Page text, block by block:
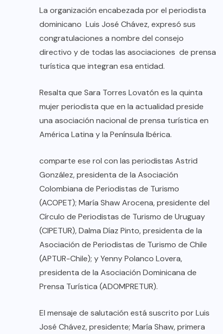
La organización encabezada por el periodista
dominicano Luis José Chávez, expresó sus
congratulaciones a nombre del consejo
directivo y de todas las asociaciones de prensa
turística que integran esa entidad.
Resalta que Sara Torres Lovatón es la quinta
mujer periodista que en la actualidad preside
una asociación nacional de prensa turística en
América Latina y la Península Ibérica.
comparte ese rol con las periodistas Astrid
González, presidenta de la Asociación
Colombiana de Periodistas de Turismo
(ACOPET); María Shaw Arocena, presidente del
Círculo de Periodistas de Turismo de Uruguay
(CIPETUR), Dalma Díaz Pinto, presidenta de la
Asociación de Periodistas de Turismo de Chile
(APTUR-Chile); y Yenny Polanco Lovera,
presidenta de la Asociación Dominicana de
Prensa Turística (ADOMPRETUR).
El mensaje de salutación está suscrito por Luis
José Chávez, presidente; María Shaw, primera